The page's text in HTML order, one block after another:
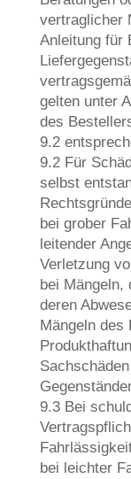
vertraglicher
Anleitung für
gelten unter
des
9.2
9.2 Für
selbst
bei grober
leitender
Verletzung
bei Mängeln,
deren
Mängeln des
9.3 Bei
bei leichter